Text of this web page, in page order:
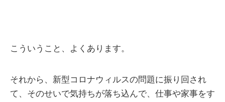
こういうこと、よくあります。
それから、新型コロナウィルスの問題に振り回され
て、そのせいで気持ちが落ち込んで、仕事や家事をす